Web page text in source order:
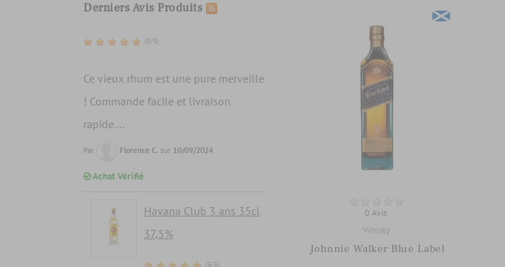
Derniers Avis Produits
(5/5)
Ce vieux rhum est une pure merveille
! Commande facile et livraison
rapide....
Par Florence C. sur 10/09/2024
Achat Vérifié
Havana Club 3 ans 35cl
37,5%
(5/5)
0 Avis
Whisky
Johnnie Walker Blue Label